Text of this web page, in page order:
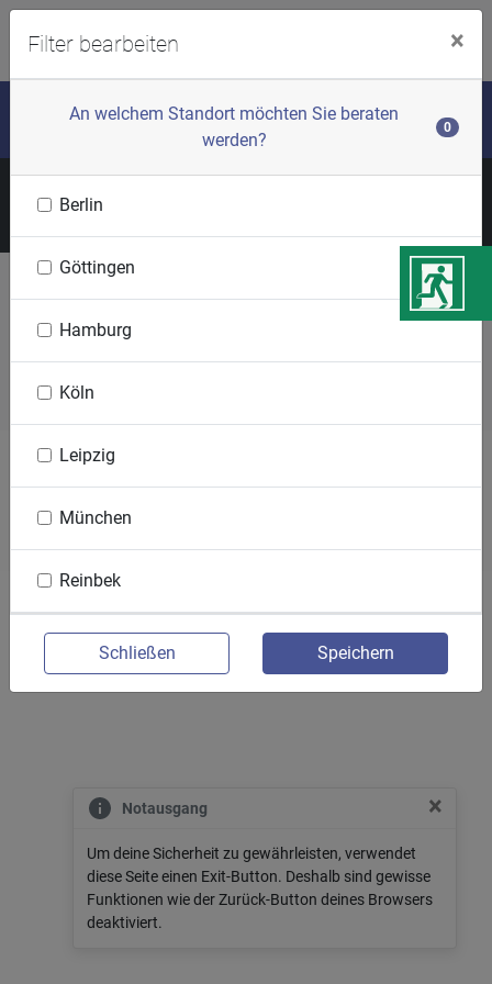
menu
Unsere Gruppentermine
Derzeit stehen keine Termine zur Verfügung.
Filter bearbeiten ×
An welchem Standort möchten Sie beraten
werden?
0
Berlin
Göttingen
Hamburg
Köln
Leipzig
München
Reinbek
Schließen Speichern
© 2026 zone35 GmbH & Co. KG
Notausgang ×
Um deine Sicherheit zu gewährleisten, verwendet
diese Seite einen Exit-Button. Deshalb sind gewisse
Funktionen wie der Zurück-Button deines Browsers
deaktiviert.